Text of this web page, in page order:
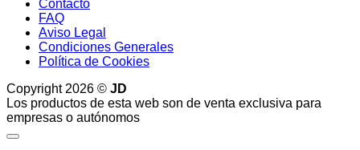
Contacto
FAQ
Aviso Legal
Condiciones Generales
Política de Cookies
Copyright 2026 © JD
Los productos de esta web son de venta exclusiva para
empresas o autónomos